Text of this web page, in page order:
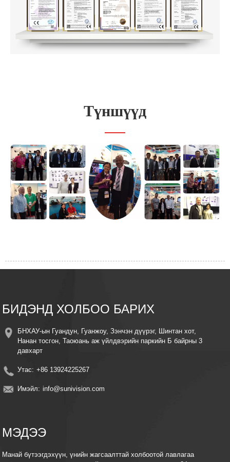
Түншүүд
БИДЭНД ХОЛБОО БАРИХ
БНХАУ-ын Гуандун, Гуанжоу, Зэнчэн дүүрэг, Шинтан хот,
Нанан тосгон, Таоюань аж үйлдвэрийн паркийн Б байрны 3
давхарт
Утас: +86 13924225267
Имэйл: info@sunivision.com
МЭДЭЭ
Манай бүтээгдэхүүн, үнийн жагсаалттай холбоотой лавлагаа